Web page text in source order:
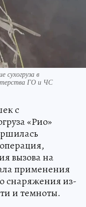
сухогруза в
ГО и ЧС
с
«Рио»
вызова на
применения
снаряжения из-
и темноты.